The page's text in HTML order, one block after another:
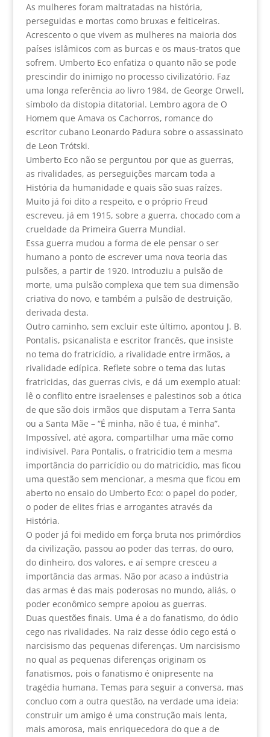
As mulheres foram maltratadas na história,
perseguidas e mortas como bruxas e feiticeiras.
Acrescento o que vivem as mulheres na maioria dos
países islâmicos com as burcas e os maus-tratos que
sofrem. Umberto Eco enfatiza o quanto não se pode
prescindir do inimigo no processo civilizatório. Faz
uma longa referência ao livro 1984, de George Orwell,
símbolo da distopia ditatorial. Lembro agora de O
Homem que Amava os Cachorros, romance do
escritor cubano Leonardo Padura sobre o assassinato
de Leon Trótski.
Umberto Eco não se perguntou por que as guerras,
as rivalidades, as perseguições marcam toda a
História da humanidade e quais são suas raízes.
Muito já foi dito a respeito, e o próprio Freud
escreveu, já em 1915, sobre a guerra, chocado com a
crueldade da Primeira Guerra Mundial.
Essa guerra mudou a forma de ele pensar o ser
humano a ponto de escrever uma nova teoria das
pulsões, a partir de 1920. Introduziu a pulsão de
morte, uma pulsão complexa que tem sua dimensão
criativa do novo, e também a pulsão de destruição,
derivada desta.
Outro caminho, sem excluir este último, apontou J. B.
Pontalis, psicanalista e escritor francês, que insiste
no tema do fratricídio, a rivalidade entre irmãos, a
rivalidade edípica. Reflete sobre o tema das lutas
fratricidas, das guerras civis, e dá um exemplo atual:
lê o conflito entre israelenses e palestinos sob a ótica
de que são dois irmãos que disputam a Terra Santa
ou a Santa Mãe – “É minha, não é tua, é minha”.
Impossível, até agora, compartilhar uma mãe como
indivisível. Para Pontalis, o fratricídio tem a mesma
importância do parricídio ou do matricídio, mas ficou
uma questão sem mencionar, a mesma que ficou em
aberto no ensaio do Umberto Eco: o papel do poder,
o poder de elites frias e arrogantes através da
História.
O poder já foi medido em força bruta nos primórdios
da civilização, passou ao poder das terras, do ouro,
do dinheiro, dos valores, e aí sempre cresceu a
importância das armas. Não por acaso a indústria
das armas é das mais poderosas no mundo, aliás, o
poder econômico sempre apoiou as guerras.
Duas questões finais. Uma é a do fanatismo, do ódio
cego nas rivalidades. Na raiz desse ódio cego está o
narcisismo das pequenas diferenças. Um narcisismo
no qual as pequenas diferenças originam os
fanatismos, pois o fanatismo é onipresente na
tragédia humana. Temas para seguir a conversa, mas
concluo com a outra questão, na verdade uma ideia:
construir um amigo é uma construção mais lenta,
mais amorosa, mais enriquecedora do que a de